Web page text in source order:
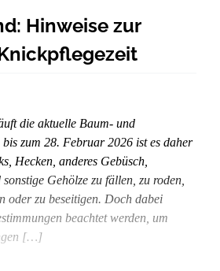
Hinweise zur
die aktuelle Baum- und
zum 28. Februar 2026 ist es daher
Hecken, anderes Gebüsch,
Gehölze zu fällen, zu roden,
oder zu beseitigen. Doch dabei
beachtet werden, um
[…]